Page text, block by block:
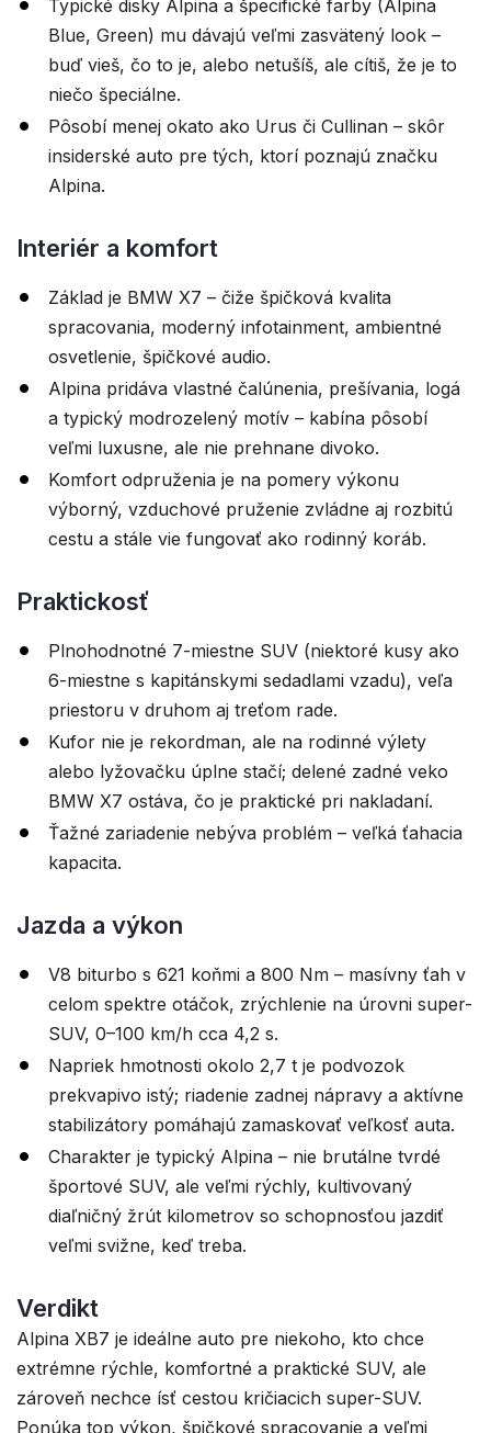
Typické disky Alpina a špecifické farby (Alpina
Blue, Green) mu dávajú veľmi zasvätený look –
buď vieš, čo to je, alebo netušíš, ale cítiš, že je to
niečo špeciálne.
Pôsobí menej okato ako Urus či Cullinan – skôr
insiderské auto pre tých, ktorí poznajú značku
Alpina.
Interiér a komfort
Základ je BMW X7 – čiže špičková kvalita
spracovania, moderný infotainment, ambientné
osvetlenie, špičkové audio.
Alpina pridáva vlastné čalúnenia, prešívania, logá
a typický modrozelený motív – kabína pôsobí
veľmi luxusne, ale nie prehnane divoko.
Komfort odpruženia je na pomery výkonu
výborný, vzduchové pruženie zvládne aj rozbitú
cestu a stále vie fungovať ako rodinný koráb.
Praktickosť
Plnohodnotné 7-miestne SUV (niektoré kusy ako
6-miestne s kapitánskymi sedadlami vzadu), veľa
priestoru v druhom aj treťom rade.
Kufor nie je rekordman, ale na rodinné výlety
alebo lyžovačku úplne stačí; delené zadné veko
BMW X7 ostáva, čo je praktické pri nakladaní.
Ťažné zariadenie nebýva problém – veľká ťahacia
kapacita.
Jazda a výkon
V8 biturbo s 621 koňmi a 800 Nm – masívny ťah v
celom spektre otáčok, zrýchlenie na úrovni super-
SUV, 0–100 km/h cca 4,2 s.
Napriek hmotnosti okolo 2,7 t je podvozok
prekvapivo istý; riadenie zadnej nápravy a aktívne
stabilizátory pomáhajú zamaskovať veľkosť auta.
Charakter je typický Alpina – nie brutálne tvrdé
športové SUV, ale veľmi rýchly, kultivovaný
diaľničný žrút kilometrov so schopnosťou jazdiť
veľmi svižne, keď treba.
Verdikt
Alpina XB7 je ideálne auto pre niekoho, kto chce
extrémne rýchle, komfortné a praktické SUV, ale
zároveň nechce ísť cestou kričiacich super-SUV.
Ponúka top výkon, špičkové spracovanie a veľmi